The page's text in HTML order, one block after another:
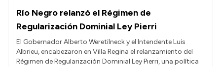
Río Negro relanzó el Régimen de
Regularización Dominial Ley Pierri
El Gobernador Alberto Weretilneck y el Intendente Luis
Albrieu, encabezaron en Villa Regina el relanzamiento del
Régimen de Regularización Dominial Ley Pierri, una política